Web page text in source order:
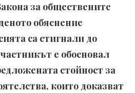
за обществените
обяснение
са стигнали до
е обосновал
стойност за
които доказват